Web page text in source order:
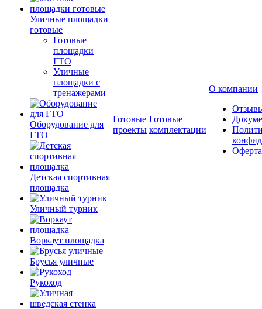
Уличные площадки
готовые
Готовые
площадки
ГТО
Уличные
площадки с
тренажерами
Оборудование для
ГТО
Детская спортивная
площадка
Уличный турник
Воркаут площадка
Брусья уличные
Рукоход
Готовые
проекты
Готовые
комплектации
О компании
Оферта